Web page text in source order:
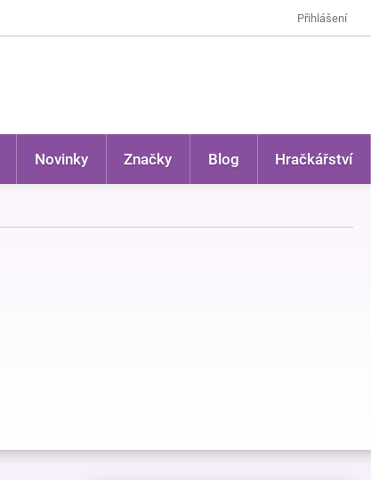
Přihlášení
Novinky Značky Blog Hračkářství